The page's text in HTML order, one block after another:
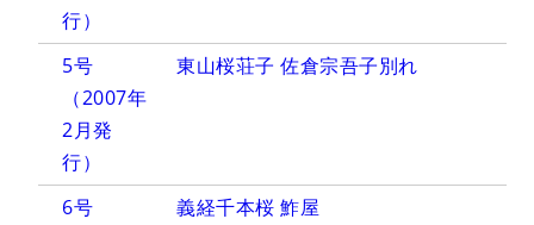
行）
5号
（2007年
2月発
行）
東山桜荘子 佐倉宗吾子別れ
6号
義経千本桜 鮓屋